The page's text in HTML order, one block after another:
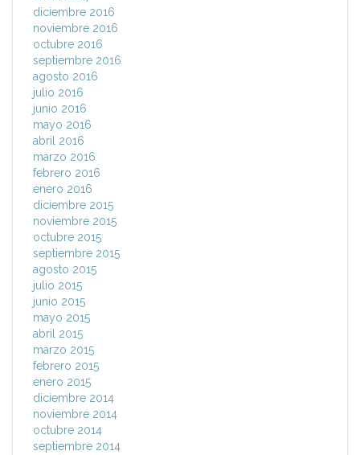
diciembre 2016
noviembre 2016
octubre 2016
septiembre 2016
agosto 2016
julio 2016
junio 2016
mayo 2016
abril 2016
marzo 2016
febrero 2016
enero 2016
diciembre 2015
noviembre 2015
octubre 2015
septiembre 2015
agosto 2015
julio 2015
junio 2015
mayo 2015
abril 2015
marzo 2015
febrero 2015
enero 2015
diciembre 2014
noviembre 2014
octubre 2014
septiembre 2014